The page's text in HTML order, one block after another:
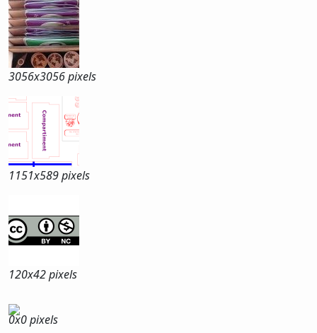
3056x3056 pixels
1151x589 pixels
120x42 pixels
0x0 pixels